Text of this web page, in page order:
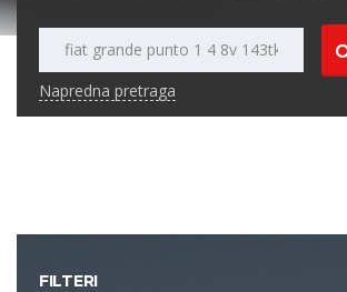
Napredna pretraga
FILTERI